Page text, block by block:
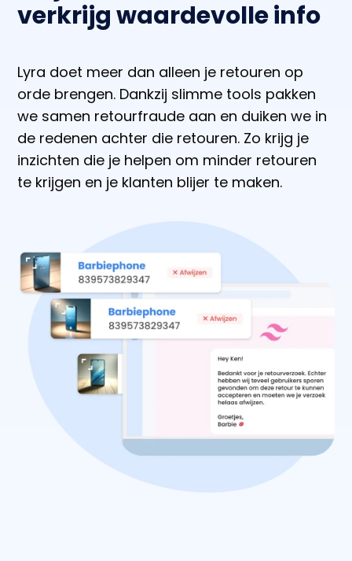
verkrijg waardevolle info
Lyra doet meer dan alleen je retouren op
orde brengen. Dankzij slimme tools pakken
we samen retourfraude aan en duiken we in
de redenen achter die retouren. Zo krijg je
inzichten die je helpen om minder retouren
te krijgen en je klanten blijer te maken.